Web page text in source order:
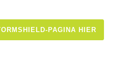
PAGINA HIER